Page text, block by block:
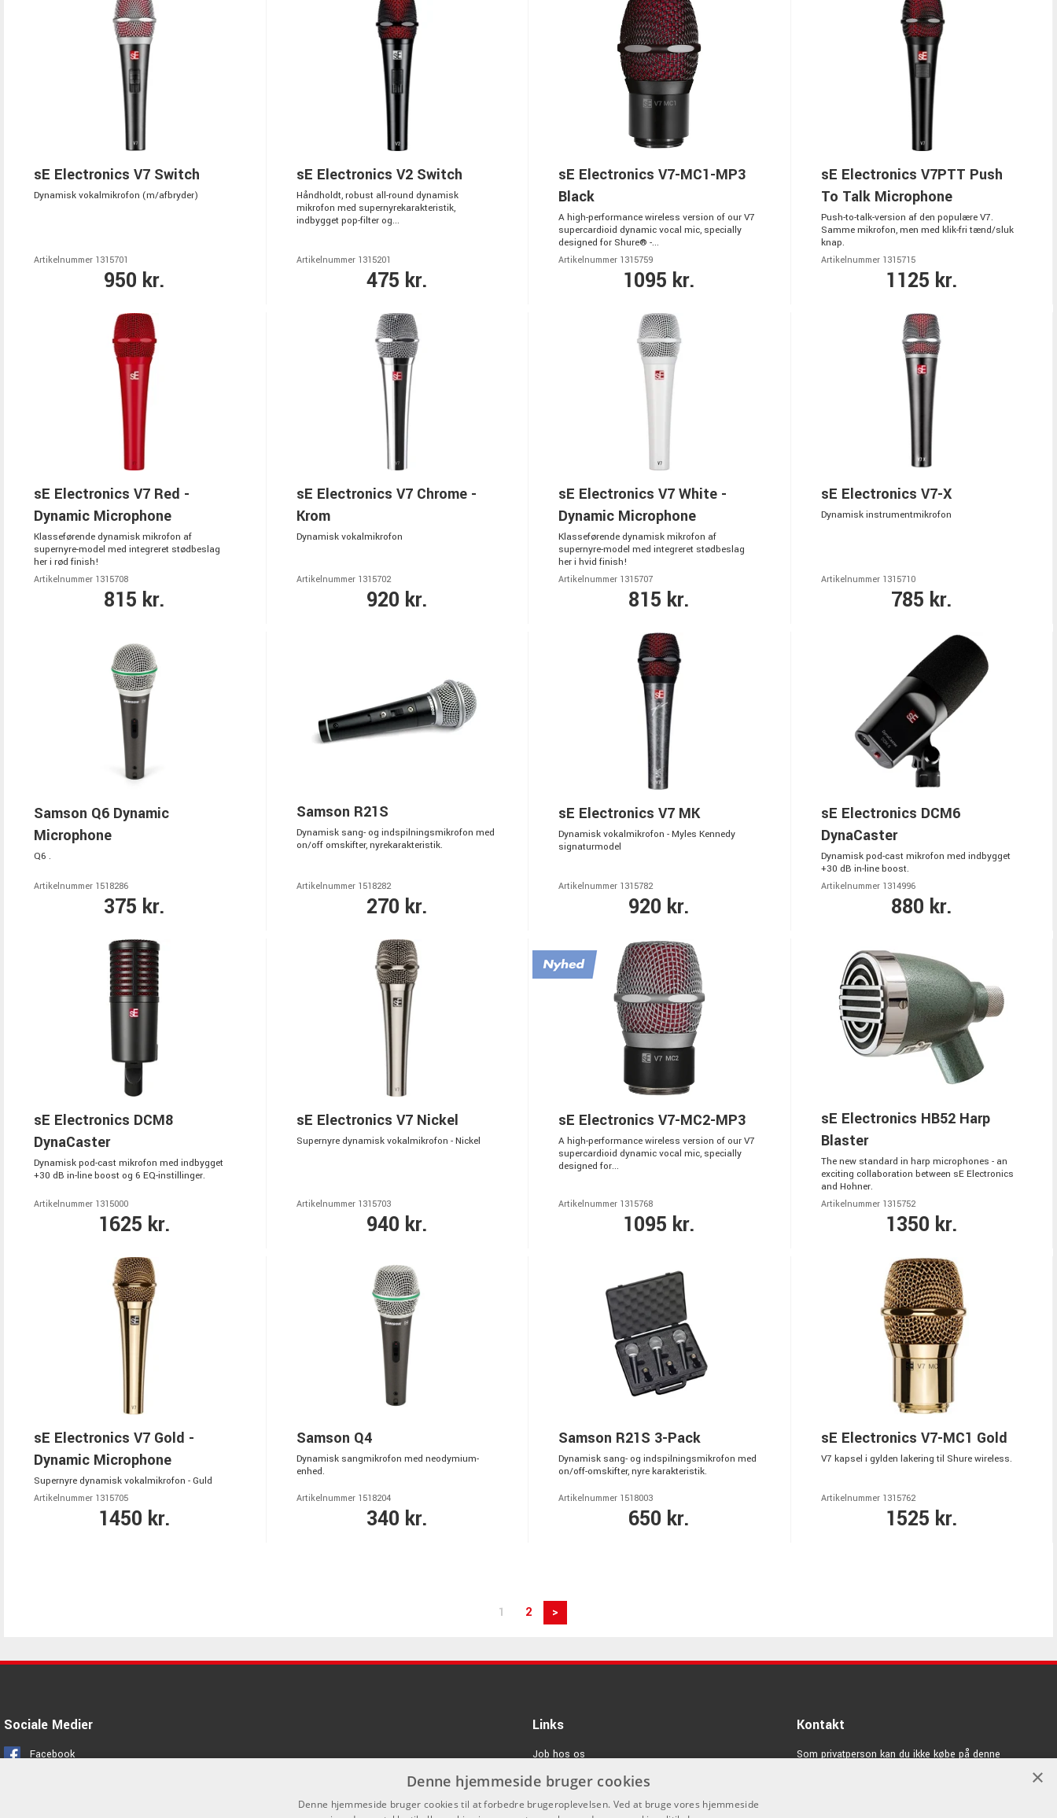
sE Electronics V7 Switch
Dynamisk vokalmikrofon (m/afbryder)
Artikelnummer 1315701
950 kr.
sE Electronics V2 Switch
Håndholdt, robust all-round dynamisk
mikrofon med supernyrekarakteristik,
indbygget pop-filter og...
Artikelnummer 1315201
475 kr.
sE Electronics V7-MC1-MP3
Black
A high-performance wireless version of our V7
supercardioid dynamic vocal mic, specially
designed for Shure® -...
Artikelnummer 1315759
1095 kr.
sE Electronics V7PTT Push
To Talk Microphone
Push-to-talk-version af den populære V7.
Samme mikrofon, men med klik-fri tænd/sluk
knap.
Artikelnummer 1315715
1125 kr.
sE Electronics V7 Red -
Dynamic Microphone
Klasseførende dynamisk mikrofon af
supernyre-model med integreret stødbeslag
her i rød finish!
Artikelnummer 1315708
815 kr.
sE Electronics V7 Chrome -
Krom
Dynamisk vokalmikrofon
Artikelnummer 1315702
920 kr.
sE Electronics V7 White -
Dynamic Microphone
Klasseførende dynamisk mikrofon af
supernyre-model med integreret stødbeslag
her i hvid finish!
Artikelnummer 1315707
815 kr.
sE Electronics V7-X
Dynamisk instrumentmikrofon
Artikelnummer 1315710
785 kr.
Samson Q6 Dynamic
Microphone
Q6 .
Artikelnummer 1518286
375 kr.
Samson R21S
Dynamisk sang- og indspilningsmikrofon med
on/off omskifter, nyrekarakteristik.
Artikelnummer 1518282
270 kr.
sE Electronics V7 MK
Dynamisk vokalmikrofon - Myles Kennedy
signaturmodel
Artikelnummer 1315782
920 kr.
sE Electronics DCM6
DynaCaster
Dynamisk pod-cast mikrofon med indbygget
+30 dB in-line boost.
Artikelnummer 1314996
880 kr.
sE Electronics DCM8
DynaCaster
Dynamisk pod-cast mikrofon med indbygget
+30 dB in-line boost og 6 EQ-instillinger.
Artikelnummer 1315000
1625 kr.
sE Electronics V7 Nickel
Supernyre dynamisk vokalmikrofon - Nickel
Artikelnummer 1315703
940 kr.
sE Electronics V7-MC2-MP3
A high-performance wireless version of our V7
supercardioid dynamic vocal mic, specially
designed for...
Artikelnummer 1315768
1095 kr.
sE Electronics HB52 Harp
Blaster
The new standard in harp microphones - an
exciting collaboration between sE Electronics
and Hohner.
Artikelnummer 1315752
1350 kr.
sE Electronics V7 Gold -
Dynamic Microphone
Supernyre dynamisk vokalmikrofon - Guld
Artikelnummer 1315705
1450 kr.
Samson Q4
Dynamisk sangmikrofon med neodymium-
enhed.
Artikelnummer 1518204
340 kr.
Samson R21S 3-Pack
Dynamisk sang- og indspilningsmikrofon med
on/off-omskifter, nyre karakteristik.
Artikelnummer 1518003
650 kr.
sE Electronics V7-MC1 Gold
V7 kapsel i gylden lakering til Shure wireless.
Artikelnummer 1315762
1525 kr.
1 2 >
Sociale Medier
Facebook
Links
Job hos os
Om Os
Agenturer
Kontakt
Som privatperson kan du ikke købe på denne
hjemmeside, alt salg foregår gennem vores forhandlere.
×
Denne hjemmeside bruger cookies
Denne hjemmeside bruger cookies til at forbedre brugeroplevelsen. Ved at bruge vores hjemmeside